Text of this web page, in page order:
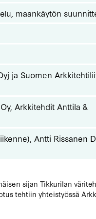
maankäytön
ja Suomen
Arkkitehdit Anttila &
Antti Rissanen
sijan Tikkurilan
tehtiin yhteistyössä